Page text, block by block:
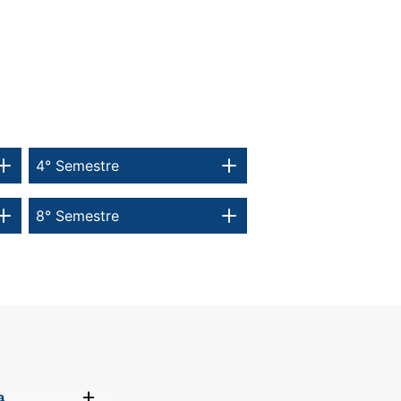
8° Semestre
4° Semestre